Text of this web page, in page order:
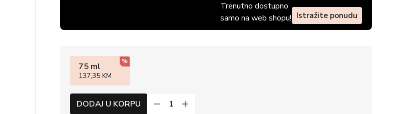
Trenutno dostupno
samo na web shopu! Istražite ponudu
75 ml
137,35 KM
%
DODAJ U KORPU